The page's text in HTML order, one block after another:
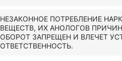
НЕЗАКОННОЕ ПОТРЕБЛЕНИЕ
ВЕЩЕСТВ, ИХ АНОЛОГОВ
ОБОРОТ ЗАПРЕЩЕН И ВЛЕЧЕТ
ОТВЕТСТВЕННОСТЬ.